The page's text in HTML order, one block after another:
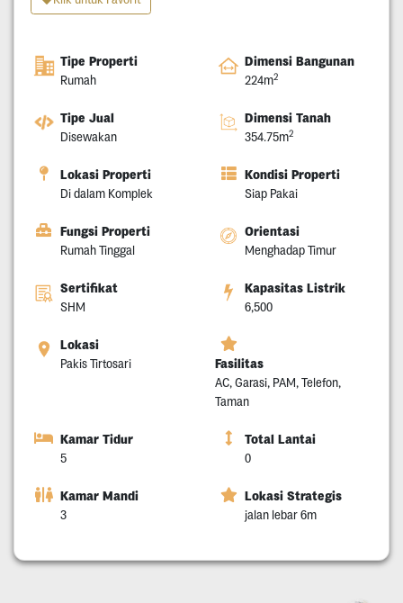
Tipe Properti
Rumah
Dimensi Bangunan
224m2
Tipe Jual
Disewakan
Dimensi Tanah
354.75m2
Lokasi Properti
Di dalam Komplek
Kondisi Properti
Siap Pakai
Fungsi Properti
Rumah Tinggal
Orientasi
Menghadap Timur
Sertifikat
SHM
Kapasitas Listrik
6,500
Lokasi
Pakis Tirtosari Fasilitas
AC, Garasi, PAM, Telefon,
Taman
Kamar Tidur
5
Total Lantai
0
Kamar Mandi
3
Lokasi Strategis
jalan lebar 6m